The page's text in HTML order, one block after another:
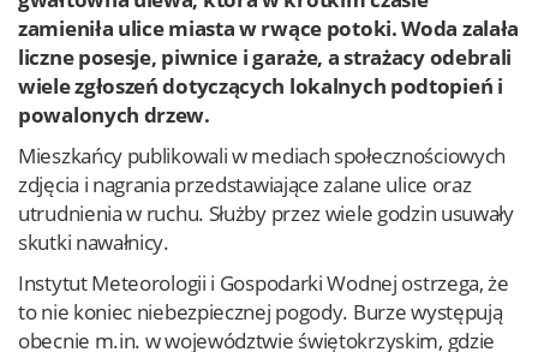
zamieniła ulice miasta w rwące potoki. Woda zalała
liczne posesje, piwnice i garaże, a strażacy odebrali
wiele zgłoszeń dotyczących lokalnych podtopień i
powalonych drzew.
Mieszkańcy publikowali w mediach społecznościowych
zdjęcia i nagrania przedstawiające zalane ulice oraz
utrudnienia w ruchu. Służby przez wiele godzin usuwały
skutki nawałnicy.
Instytut Meteorologii i Gospodarki Wodnej ostrzega, że
to nie koniec niebezpiecznej pogody. Burze występują
obecnie m.in. w województwie świętokrzyskim, gdzie